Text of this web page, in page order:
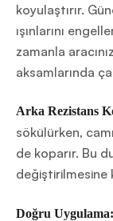
koyulaştırır.
ışınlarını
zamanla
aksamlarında
Arka Rezistans
sökülürken,
de koparır. Bu
değiştirilmesine
Doğru